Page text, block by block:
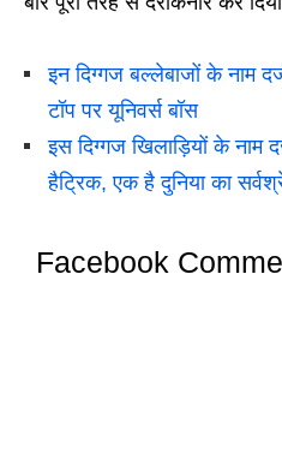
इन दिग्गज बल्लेबाजों के नाम
टॉप पर यूनिवर्स बॉस
इस दिग्गज खिलाड़ियों के नाम
हैट्रिक, एक है दुनिया का
Facebook